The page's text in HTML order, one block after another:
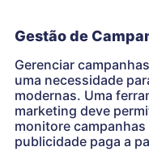
Gestão de
Gerenciar
uma necessidade
modernas. Uma
marketing deve
monitore
publicidade paga a